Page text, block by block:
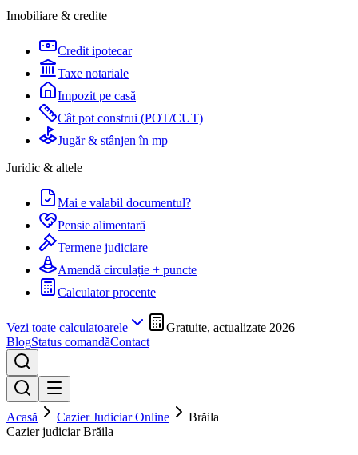
Imobiliare & credite
Credit ipotecar
Taxe notariale
Impozit pe casă
Cât pot construi (POT/CUT)
Jugăr & stânjen în mp
Juridic & altele
Mai e valabil documentul?
Pensie alimentară
Termene judiciare
Amendă circulație + puncte
Calculator procente
Vezi toate calculatoarele
Gratuite, actualizate 2026
BlogStatus comandăContact
Acasă Cazier Judiciar Online
Brăila
Cazier judiciarBrăila